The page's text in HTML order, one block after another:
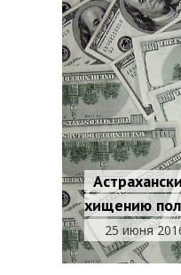
хищению
25 июня